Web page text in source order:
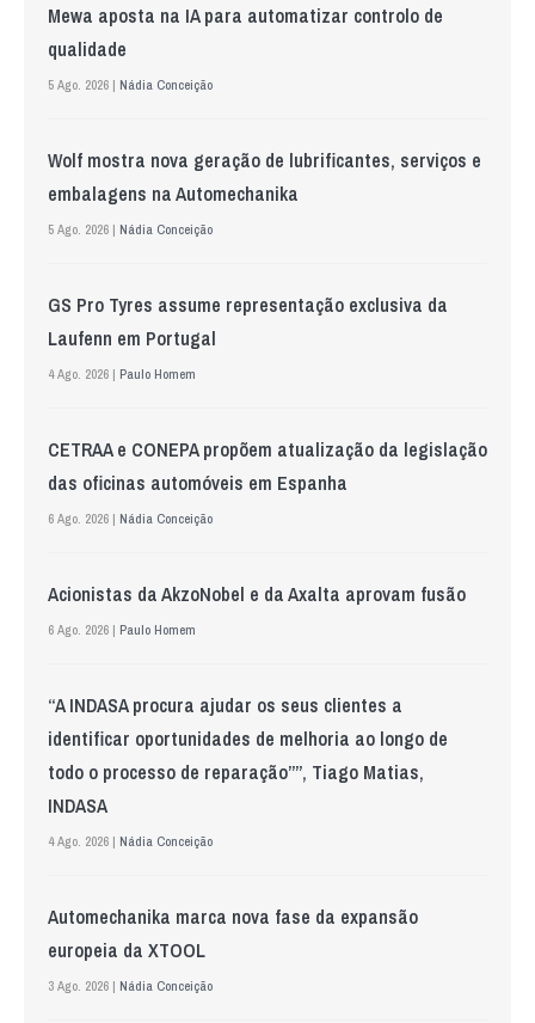
Mewa aposta na IA para automatizar controlo de
qualidade
5 Ago. 2026 | Nádia Conceição
Wolf mostra nova geração de lubrificantes, serviços e
embalagens na Automechanika
5 Ago. 2026 | Nádia Conceição
GS Pro Tyres assume representação exclusiva da
Laufenn em Portugal
4 Ago. 2026 | Paulo Homem
CETRAA e CONEPA propõem atualização da legislação
das oficinas automóveis em Espanha
6 Ago. 2026 | Nádia Conceição
Acionistas da AkzoNobel e da Axalta aprovam fusão
6 Ago. 2026 | Paulo Homem
“A INDASA procura ajudar os seus clientes a
identificar oportunidades de melhoria ao longo de
todo o processo de reparação””, Tiago Matias,
INDASA
4 Ago. 2026 | Nádia Conceição
Automechanika marca nova fase da expansão
europeia da XTOOL
3 Ago. 2026 | Nádia Conceição